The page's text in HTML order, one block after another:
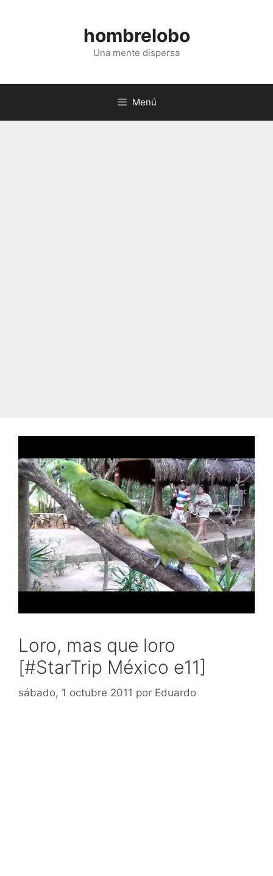
hombrelobo
Una mente dispersa
Menú
Loro, mas que loro
[#StarTrip México e11]
sábado, 1 octubre 2011 por Eduardo